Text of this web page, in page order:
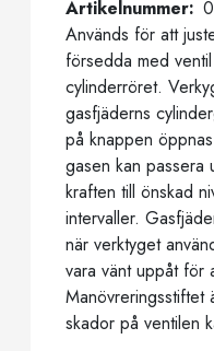
Artikelnummer
Används för att
försedda med
cylinderröret.
gasfjäderns
på knappen
gasen kan passera
kraften till önskad
intervaller.
när verktyget
vara vänt uppåt för
Manövreringsstiftet
skador på ventilen